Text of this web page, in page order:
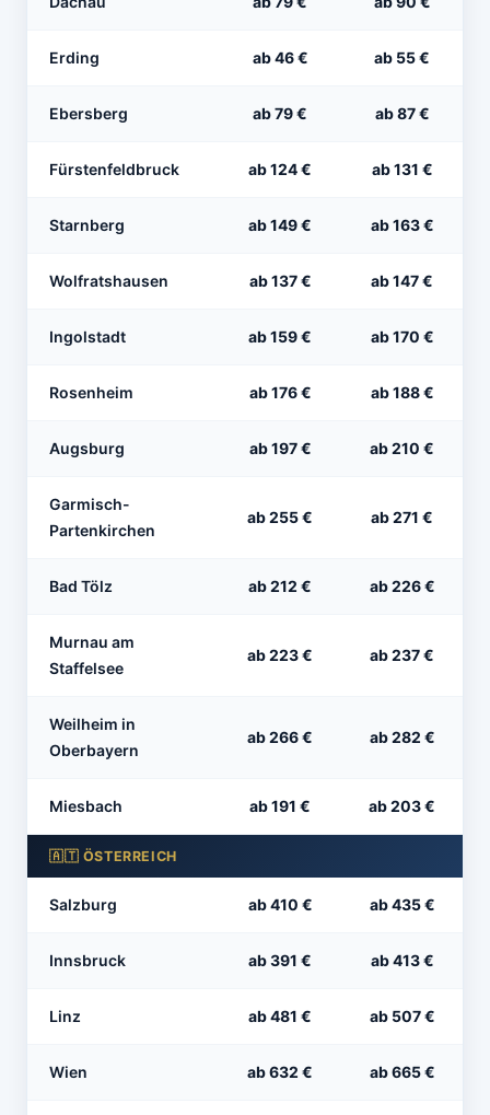
Erding ab 46 € ab 55 €
Ebersberg ab 79 € ab 87 €
Fürstenfeldbruck ab 124 € ab 131 €
Starnberg ab 149 € ab 163 €
Wolfratshausen ab 137 € ab 147 €
Ingolstadt ab 159 € ab 170 €
Rosenheim ab 176 € ab 188 €
Augsburg ab 197 € ab 210 €
Garmisch-
Partenkirchen
ab 255 € ab 271 €
Bad Tölz ab 212 € ab 226 €
Murnau am
Staffelsee
ab 223 € ab 237 €
Weilheim in
Oberbayern
ab 266 € ab 282 €
Miesbach ab 191 € ab 203 €
🇦🇹 ÖSTERREICH
Salzburg ab 410 € ab 435 €
Innsbruck ab 391 € ab 413 €
Linz ab 481 € ab 507 €
Wien ab 632 € ab 665 €